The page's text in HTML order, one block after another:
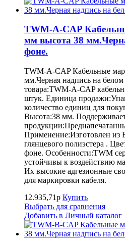
TWM-A-CAP
мм высота 38
фоне.
TWM-A-CAP Кабельные
мм.Черная надпись на
товара:TWM-A-CAP
штук. Единица
количество единиц для
Высота:38 мм.
Применение:Изготовлен из
глянцевого полиэстера .
фоне. Особенности:TWM
устойчивы к воздействию
Их высокие адгезионные
для маркировки кабеля.
12.935,71р Купить
Выбрать для сравнения
Добавить в Личный каталог